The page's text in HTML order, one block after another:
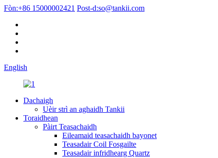
Fòn:+86 15000002421 Post-d:so@tankii.com
English
Dachaigh
Uèir strì an aghaidh Tankii
Toraidhean
Pàirt Teasachaidh
Eileamaid teasachaidh bayonet
Teasadair Coil Fosgailte
Teasadair infridhearg Quartz